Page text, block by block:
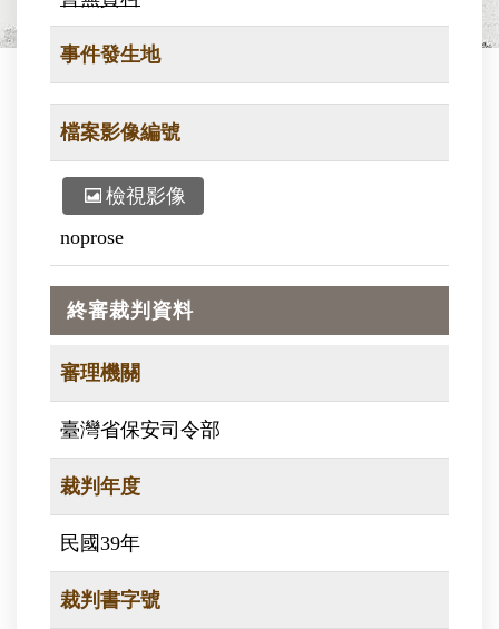
事件發生地
檔案影像編號
檢視影像
noprose
終審裁判資料
審理機關
臺灣省保安司令部
裁判年度
民國39年
裁判書字號